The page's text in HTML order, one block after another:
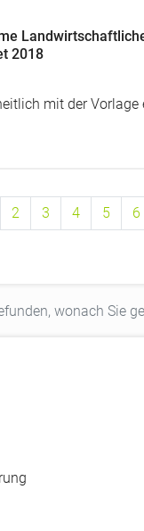
2018
mit der Vorlage
2 3 4 5 6